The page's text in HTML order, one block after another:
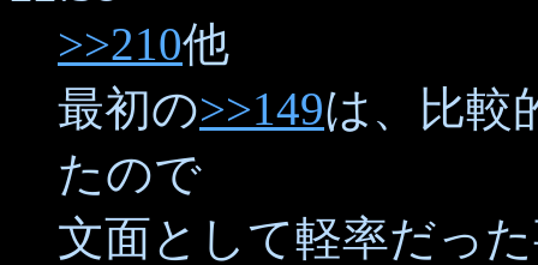
>>210他
最初の>>149は、比較
たので
文面として軽率だっ